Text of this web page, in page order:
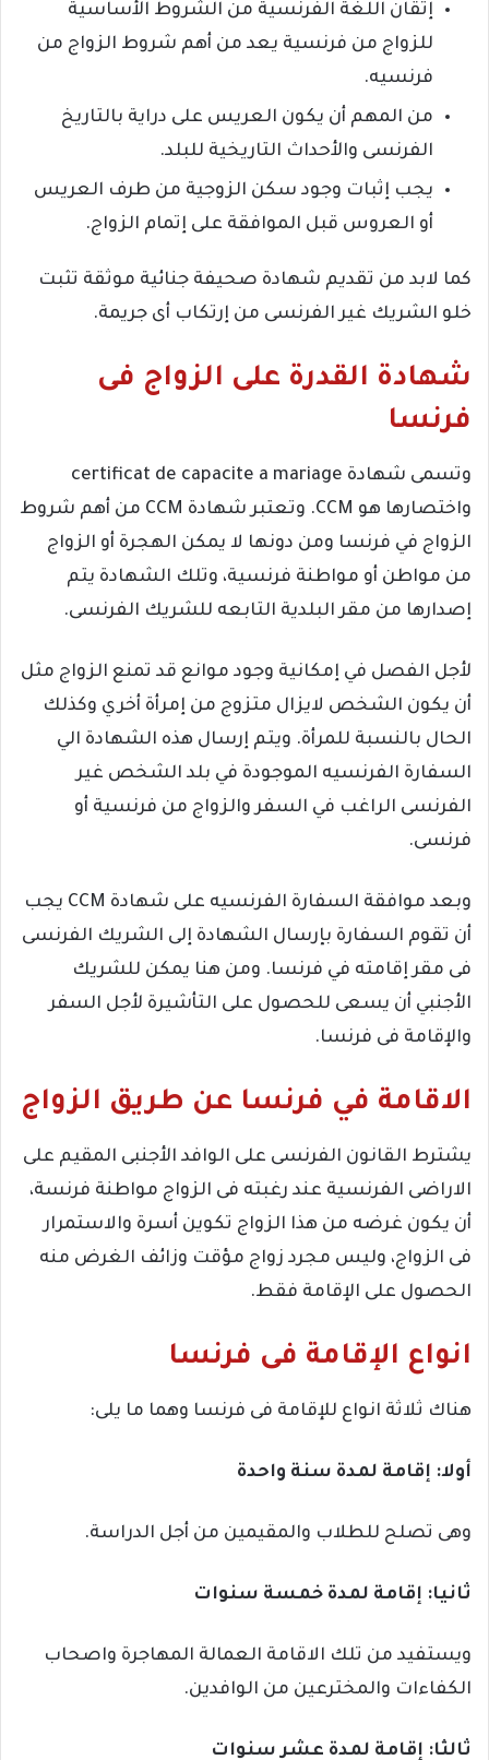
إتقان اللغة الفرنسية من الشروط الأساسية
للزواج من فرنسية يعد من أهم شروط الزواج من
فرنسيه.
من المهم أن يكون العريس على دراية بالتاريخ
الفرنسى والأحداث التاريخية للبلد.
يجب إثبات وجود سكن الزوجية من طرف العريس
أو العروس قبل الموافقة على إتمام الزواج.
كما لابد من تقديم شهادة صحيفة جنائية موثقة تثبت
خلو الشريك غير الفرنسى من إرتكاب أى جريمة.
شهادة القدرة على الزواج فى
فرنسا
وتسمى شهادة certificat de capacite a mariage
واختصارها هو CCM. وتعتبر شهادة CCM من أهم شروط
الزواج في فرنسا ومن دونها لا يمكن الهجرة أو الزواج
من مواطن أو مواطنة فرنسية، وتلك الشهادة يتم
إصدارها من مقر البلدية التابعه للشريك الفرنسى.
لأجل الفصل في إمكانية وجود موانع قد تمنع الزواج مثل
أن يكون الشخص لايزال متزوج من إمرأة أخري وكذلك
الحال بالنسبة للمرأة. ويتم إرسال هذه الشهادة الي
السفارة الفرنسيه الموجودة في بلد الشخص غير
الفرنسى الراغب في السفر والزواج من فرنسية أو
فرنسى.
وبعد موافقة السفارة الفرنسيه على شهادة CCM يجب
أن تقوم السفارة بإرسال الشهادة إلى الشريك الفرنسى
فى مقر إقامته في فرنسا. ومن هنا يمكن للشريك
الأجنبي أن يسعى للحصول على التأشيرة لأجل السفر
والإقامة فى فرنسا.
الاقامة في فرنسا عن طريق الزواج
يشترط القانون الفرنسى على الوافد الأجنبى المقيم على
الاراضى الفرنسية عند رغبته فى الزواج مواطنة فرنسة،
أن يكون غرضه من هذا الزواج تكوين أسرة والاستمرار
فى الزواج، وليس مجرد زواج مؤقت وزائف الغرض منه
الحصول على الإقامة فقط.
انواع الإقامة فى فرنسا
هناك ثلاثة انواع للإقامة فى فرنسا وهما ما يلى:
أولا: إقامة لمدة سنة واحدة
وهى تصلح للطلاب والمقيمين من أجل الدراسة.
ثانيا: إقامة لمدة خمسة سنوات
ويستفيد من تلك الاقامة العمالة المهاجرة واصحاب
الكفاءات والمخترعين من الوافدين.
ثالثا: إقامة لمدة عشر سنوات